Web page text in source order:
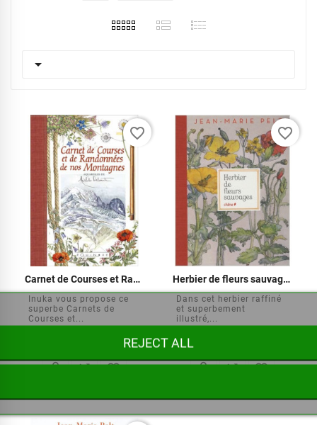

Carnet de Courses et Randonnées
Inuka vous propose ce
superbe Carnets de
Courses et...
  
favorite_border
Herbier de fleurs sauvages
Dans cet herbier raffiné
et superbement
illustré,...
  
favorite_border
REJECT ALL